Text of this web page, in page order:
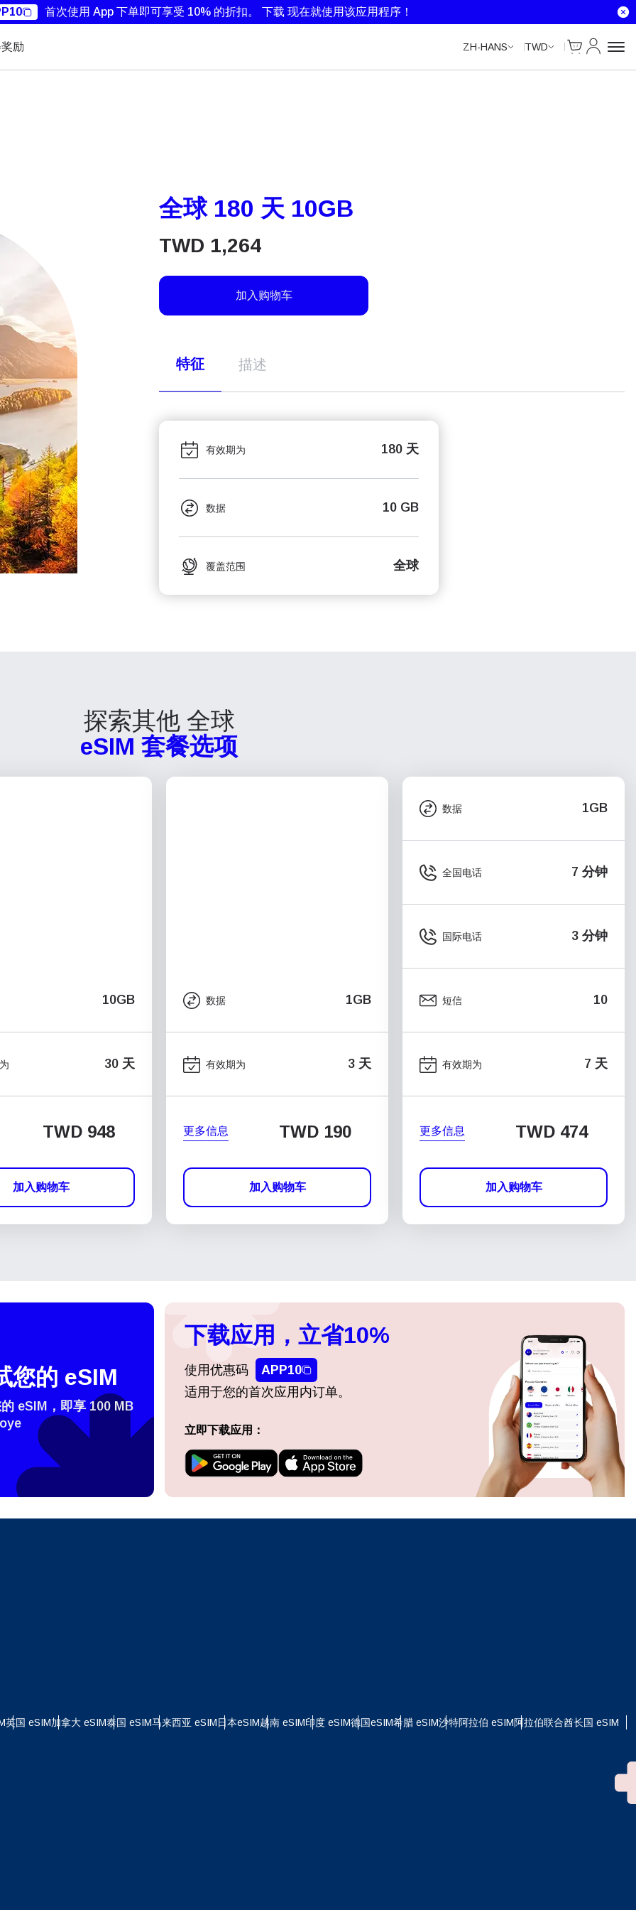
首次使用 App 下单即可享受 10% 的折扣。 下载 现在就使用该应用程序！
励 ZH-HANS TWD
Cart
我的账户
全球 180 天 10GB
TWD 1,264
加入购物车
特征 描述
有效期为 180 天
数据 10 GB
覆盖范围 全球
探索其他 全球
eSIM 套餐选项
10GB
30 天
TWD 948
加入购物车
数据 1GB
有效期为 3 天
更多信息 TWD 190
加入购物车
数据 1GB
全国电话 7 分钟
国际电话 3 分钟
短信 10
有效期为 7 天
更多信息 TWD 474
加入购物车
关闭弹出窗口
I get my eSim?
your eSIM, start by checking if your device supports eSIM
Then, contact your mobile carrier to request an eSIM activation.
provide you with a QR code or activation details that you can scan
in your device settings. Once activated, you can enjoy the benefits
without needing a physical SIM card!
您的 eSIM
eSIM，即享 100 MB
下载应用，立省10%
使用优惠码
APP10
适用于您的首次应用内订单。
立即下载应用：
英国 eSIM加拿大 eSIM泰国 eSIM马来西亚 eSIM日本eSIM越南 eSIM印度 eSIM德国eSIM希腊 eSIM沙特阿拉伯 eSIM阿拉伯联合酋长国 eSIM
日元 (¥) EUR - 欧元
登录或注册
继续访问您的账户或在几秒钟内创建一个新账户。
继续使用 Apple
或使用电子邮件继续